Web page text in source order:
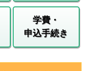
学費・
申込手続き